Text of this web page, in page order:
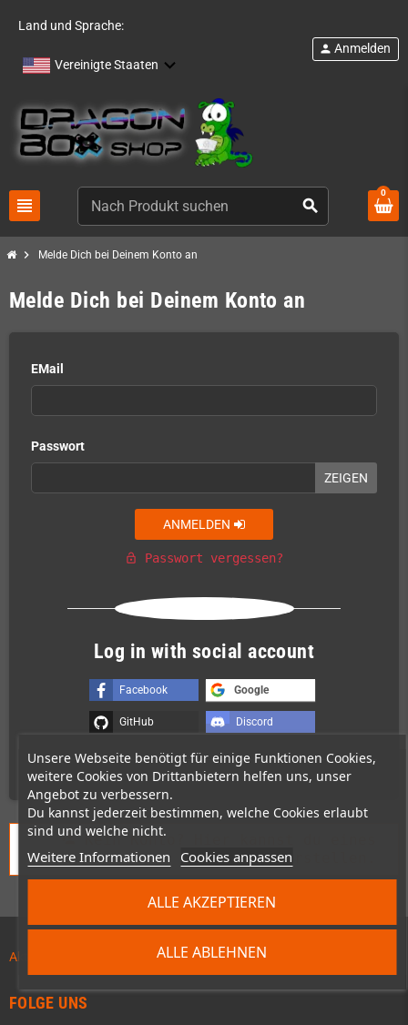
Land und Sprache:
Vereinigte Staaten
view_headline search
person Anmelden
Unsere Webseite benötigt für einige Funktionen Cookies,
weitere Cookies von Drittanbietern helfen uns, unser
Angebot zu verbessern.
Du kannst jederzeit bestimmen, welche Cookies erlaubt
sind und welche nicht.
Weitere Informationen Cookies anpassen
ALLE ABLEHNEN
ALLE AKZEPTIEREN
0
chevron_right Melde Dich bei Deinem Konto an
Melde Dich bei Deinem Konto an
EMail
Passwort
ZEIGEN
ANMELDEN
lock_open Passwort vergessen?
Oder melden Sie sich mit an
Log in with social account
Facebook Google
GitHub Discord
person_addKein Konto? Hier kannst du eines
erstellen.
Aktuelles zu Vorbestellungen!
FOLGE UNS